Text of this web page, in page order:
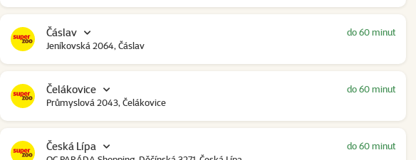
Čáslav
Jeníkovská 2064, Čáslav
do 60 minut
Čelákovice
Průmyslová 2043, Čelákovice
do 60 minut
Česká Lípa do 60 minut